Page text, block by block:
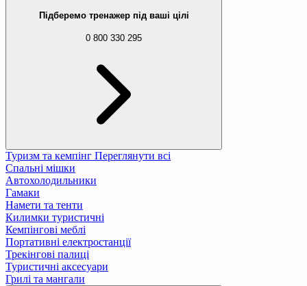
Підберемо тренажер під ваші цілі
0 800 330 295
Туризм та кемпінг Переглянути всі
Спальні мішки
Автохолодильники
Гамаки
Намети та тенти
Килимки туристичні
Кемпінгові меблі
Портативні електростанції
Трекінгові палиці
Туристичні аксесуари
Грилі та мангали